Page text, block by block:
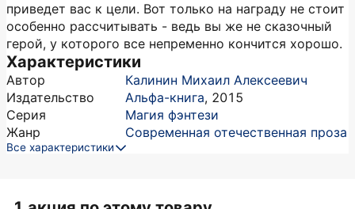
приведет вас к цели. Вот только на награду не стоит
особенно рассчитывать - ведь вы же не сказочный
герой, у которого все непременно кончится хорошо.
Характеристики
Автор
Калинин Михаил Алексеевич
Издательство
Альфа-книга, 2015
Серия
Магия фэнтези
Жанр
Современная отечественная проза
Все характеристики